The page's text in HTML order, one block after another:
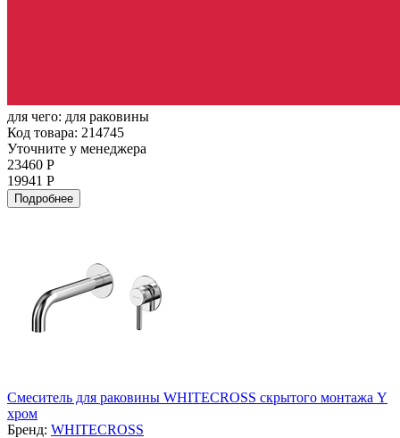
для чего: для раковины
Код товара: 214745
Уточните у менеджера
23460 Р
19941 Р
Подробнее
Смеситель для раковины WHITECROSS скрытого монтажа Y
хром
Бренд: WHITECROSS